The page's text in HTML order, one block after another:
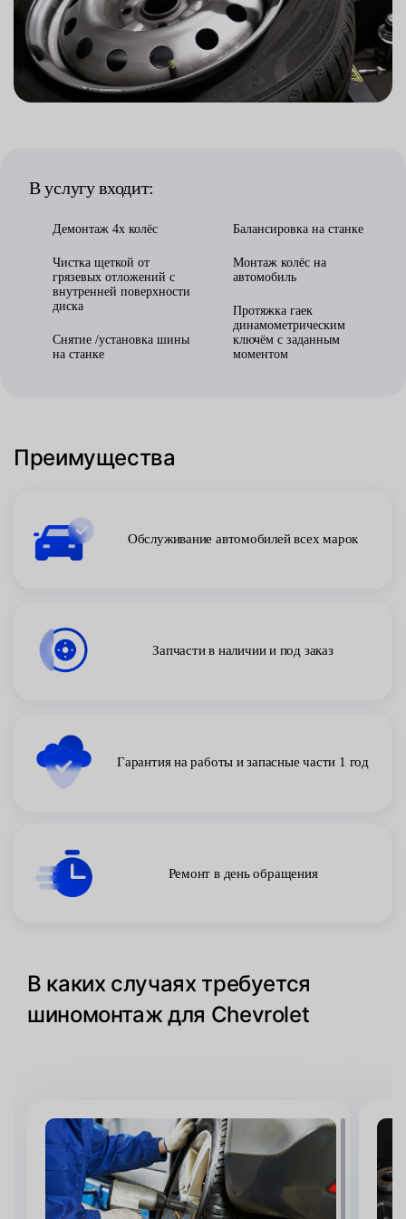
В услугу входит:
Демонтаж 4х колёс
Чистка щеткой от
грязевых отложений с
внутренней поверхности
диска
Снятие /установка шины
на станке
Балансировка на станке
Монтаж колёс на
автомобиль
Протяжка гаек
динамометрическим
ключём с заданным
моментом
Преимущества
Обслуживание автомобилей всех марок
Запчасти в наличии и под заказ
Гарантия на работы и запасные части 1 год
Ремонт в день обращения
В каких случаях требуется
шиномонтаж для Chevrolet